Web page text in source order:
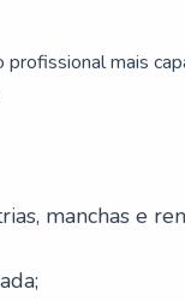
mais
manchas e